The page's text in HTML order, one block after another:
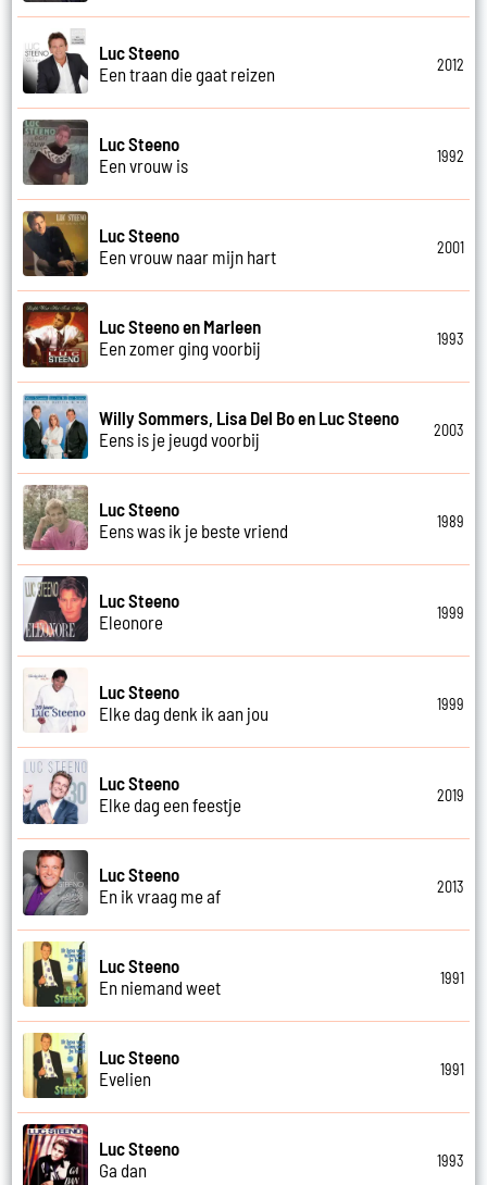
Luc Steeno
Een traan die gaat reizen
2012
Luc Steeno
Een vrouw is
1992
Luc Steeno
Een vrouw naar mijn hart
2001
Luc Steeno en Marleen
Een zomer ging voorbij
1993
Willy Sommers, Lisa Del Bo en Luc Steeno
Eens is je jeugd voorbij
2003
Luc Steeno
Eens was ik je beste vriend
1989
Luc Steeno
Eleonore
1999
Luc Steeno
Elke dag denk ik aan jou
1999
Luc Steeno
Elke dag een feestje
2019
Luc Steeno
En ik vraag me af
2013
Luc Steeno
En niemand weet
1991
Luc Steeno
Evelien
1991
Luc Steeno
Ga dan
1993